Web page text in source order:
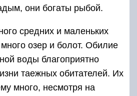
они богаты рыбой.
средних и маленьких
озер и болот. Обилие
воды благоприятно
таежных обитателей. Их
много, несмотря на